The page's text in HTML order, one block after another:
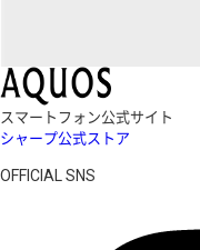
スマートフォン公式サイト
シャープ公式ストア
OFFICIAL SNS